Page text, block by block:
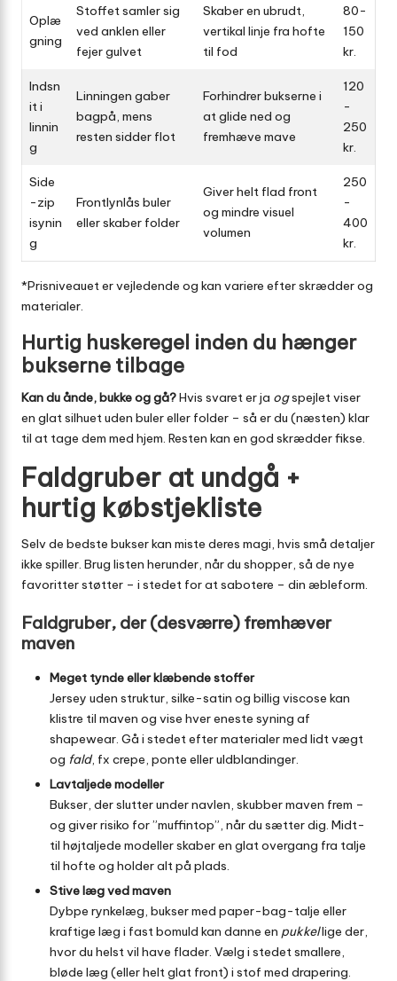
Oplæ
gning
Stoffet samler sig
ved anklen eller
fejer gulvet
Skaber en ubrudt,
vertikal linje fra hofte
til fod
80-
150
kr.
Indsn
it i
linnin
g
Linningen gaber
bagpå, mens
resten sidder flot
Forhindrer bukserne i
at glide ned og
fremhæve mave
120
-
250
kr.
Side
-zip
isynin
g
Frontlynlås buler
eller skaber folder
Giver helt flad front
og mindre visuel
volumen
250
-
400
kr.
*Prisniveauet er vejledende og kan variere efter skrædder og
materialer.
Hurtig huskeregel inden du hænger
bukserne tilbage
Kan du ånde, bukke og gå?Hvis svaret er ja ogspejlet viser
en glat silhuet uden buler eller folder – så er du (næsten) klar
til at tage dem med hjem. Resten kan en god skrædder fikse.
Faldgruber at undgå +
hurtig købstjekliste
Selv de bedste bukser kan miste deres magi, hvis små detaljer
ikke spiller. Brug listen herunder, når du shopper, så de nye
favoritter støtter – i stedet for at sabotere – din æbleform.
Faldgruber, der (desværre) fremhæver
maven
Meget tynde eller klæbende stoffer
Jersey uden struktur, silke-satin og billig viscose kan
klistre til maven og vise hver eneste syning af
shapewear. Gå i stedet efter materialer med lidt vægt
og fald, fx crepe, ponte eller uldblandinger.
Lavtaljede modeller
Bukser, der slutter under navlen, skubber maven frem –
og giver risiko for ”muffintop”, når du sætter dig. Midt-
til højtaljede modeller skaber en glat overgang fra talje
til hofte og holder alt på plads.
Stive læg ved maven
Dybpe rynkelæg, bukser med paper-bag-talje eller
kraftige læg i fast bomuld kan danne en pukkellige der,
hvor du helst vil have flader. Vælg i stedet smallere,
bløde læg (eller helt glat front) i stof med drapering.